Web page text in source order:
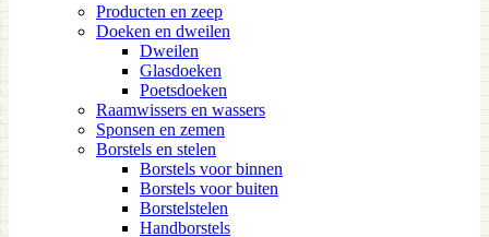
Producten en zeep
Doeken en dweilen
Dweilen
Glasdoeken
Poetsdoeken
Raamwissers en wassers
Sponsen en zemen
Borstels en stelen
Borstels voor binnen
Borstels voor buiten
Borstelstelen
Handborstels